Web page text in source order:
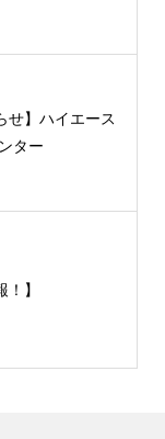
せ】ハイエース
ター
】